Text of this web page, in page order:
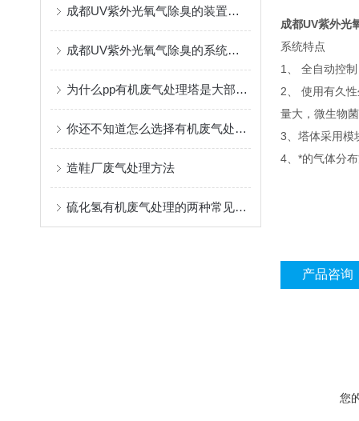
成都UV紫外光氧气除臭的装置特点和技术作用原理
成都UV紫外光氧气除臭的系统组成和产品特点
为什么pp有机废气处理塔是大部分工厂处理废气的选择
你还不知道怎么选择有机废气处理厂家吗？
造鞋厂废气处理方法
硫化氢有机废气处理的两种常见处理方法
成都UV紫外光
系统特点
1、 全自动控
2、 使用有久
量大，微生物
3、塔体采用模
4、*的气体分
产品咨询
您